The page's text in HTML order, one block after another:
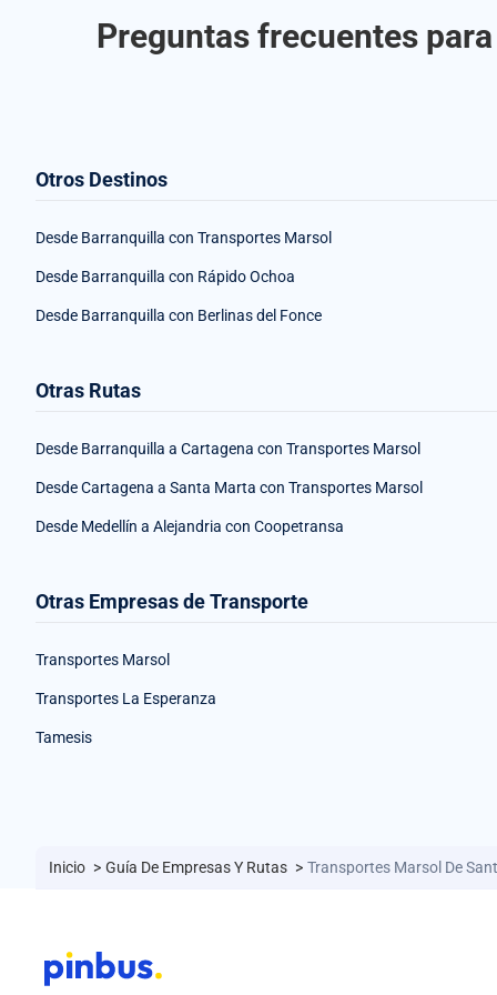
Preguntas frecuentes
Otros Destinos
Desde Barranquilla con Transportes Marsol
Desde Barranquilla con Rápido Ochoa
Desde Barranquilla con Berlinas del Fonce
Otras Rutas
Desde Barranquilla a Cartagena con Transportes Marsol
Desde Cartagena a Santa Marta con Transportes Marsol
Desde Medellín a Alejandria con Coopetransa
Otras Empresas de Transporte
Transportes Marsol
Transportes La Esperanza
Tamesis
Inicio > Guía De Empresas Y Rutas > Transportes Marsol De